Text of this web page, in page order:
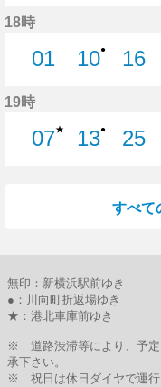
18時
01
10●
16
19時
07★
13●
25
すべて
無印：新横浜駅前ゆき
●：川向町折返場ゆき
★：港北車庫前ゆき
※ 道路渋滞等により、予定
承下さい。
※ 祝日は休日ダイヤで運行